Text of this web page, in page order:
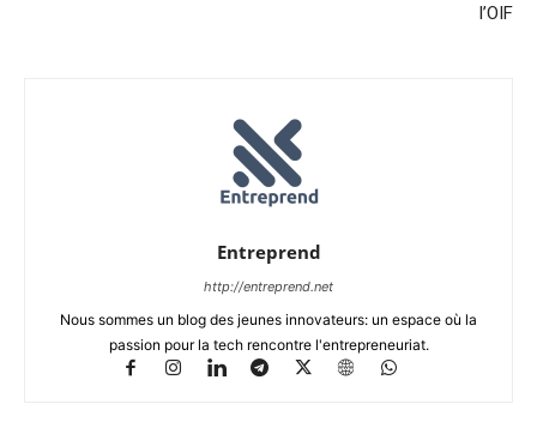
l’OIF
Entreprend
http://entreprend.net
Nous sommes un blog des jeunes innovateurs: un espace où la
passion pour la tech rencontre l'entrepreneuriat.